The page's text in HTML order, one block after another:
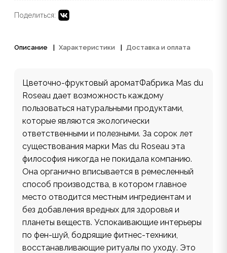
Поделиться:
Описание Характеристики Доставка и оплата
Цветочно-фруктовый ароматФабрика Mas du
Roseau дает возможность каждому
пользоваться натуральными продуктами,
которые являются экологически
ответственными и полезными. За сорок лет
существования марки Mas du Roseau эта
философия никогда не покидала компанию.
Она органично вписывается в ремесленный
способ производства, в котором главное
место отводится местным ингредиентам и
без добавления вредных для здоровья и
планеты веществ. Успокаивающие интерьеры
по фен-шуй, бодрящие фитнес-техники,
восстанавливающие ритуалы по уходу. Это